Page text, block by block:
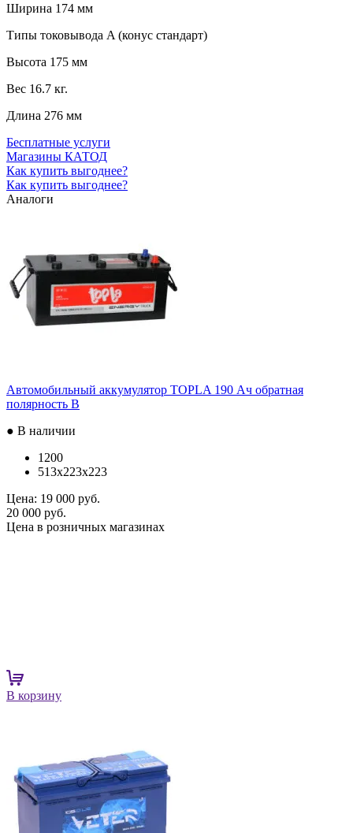
Ширина 174 мм
Типы токовывода A (конус стандарт)
Высота 175 мм
Вес 16.7 кг.
Длина 276 мм
Бесплатные услуги
Магазины КАТОД
Как купить выгоднее?
Как купить выгоднее?
Аналоги
Автомобильный аккумулятор TOPLA 190 Ач обратная
полярность B
● В наличии
1200
513x223x223
Цена: 19 000 руб.
20 000 руб.
Цена в розничных магазинах
В корзину